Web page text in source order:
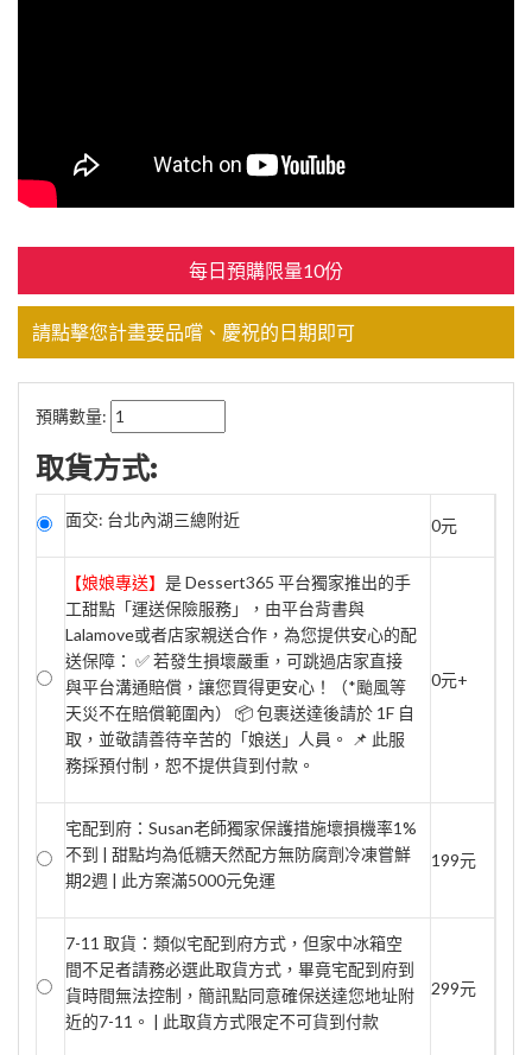
每日預購限量10份
請點擊您計畫要品嚐、慶祝的日期即可
預購數量:
取貨方式:
面交: 台北內湖三總附近 0元
【娘娘專送】 是 Dessert365 平台獨家推出的手
工甜點「運送保險服務」，由平台背書與
Lalamove或者店家親送合作，為您提供安心的配
送保障： ✅ 若發生損壞嚴重，可跳過店家直接
與平台溝通賠償，讓您買得更安心！（*颱風等
天災不在賠償範圍內） 📦 包裹送達後請於 1F 自
取，並敬請善待辛苦的「娘送」人員。 📌 此服
務採預付制，恕不提供貨到付款。
0元+
宅配到府：Susan老師獨家保護措施壞損機率1%
不到 | 甜點均為低糖天然配方無防腐劑冷凍嘗鮮
期2週 | 此方案滿5000元免運
199元
7-11 取貨：類似宅配到府方式，但家中冰箱空
間不足者請務必選此取貨方式，畢竟宅配到府到
貨時間無法控制，簡訊點同意確保送達您地址附
近的7-11。 | 此取貨方式限定不可貨到付款
299元